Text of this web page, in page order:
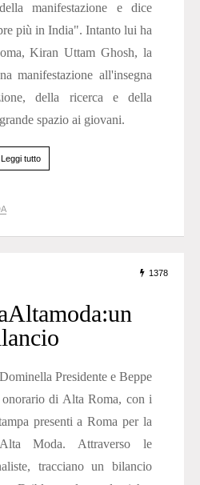
manifestazione e dice
più in India". Intanto lui ha
Kiran Uttam Ghosh, la
manifestazione all'insegna
della ricerca e della
spazio ai giovani.
Leggi tutto
1378
Presidente e Beppe
onorario di Alta Roma, con i
presenti a Roma per la
Moda. Attraverso le
tracciano un bilancio